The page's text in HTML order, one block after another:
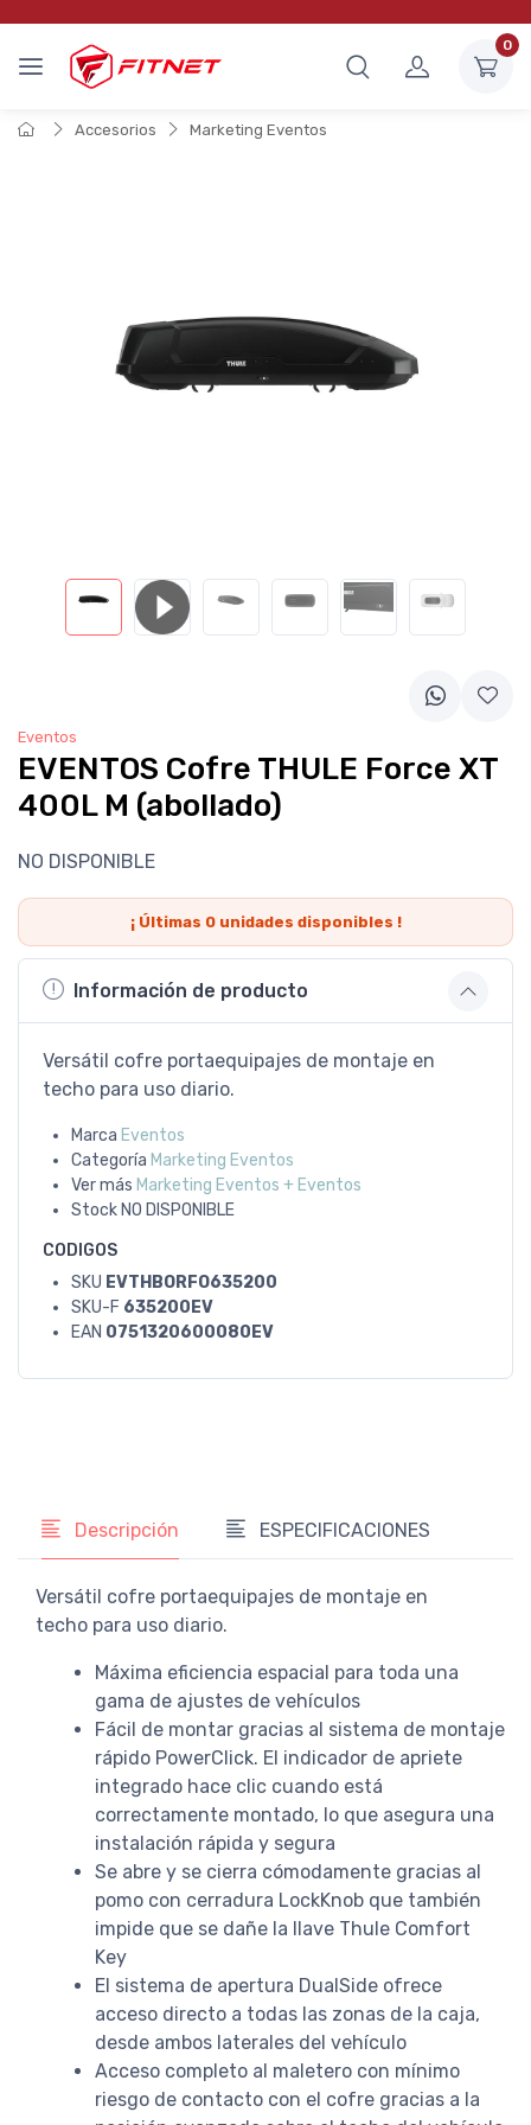
0
Accesorios Marketing Eventos
Eventos
EVENTOS Cofre THULE Force XT
400L M (abollado)
NO DISPONIBLE
¡ Últimas 0unidades disponibles !
Información de producto
Versátil cofre portaequipajes de montaje en
techo para uso diario.
Marca Eventos
Categoría Marketing Eventos
Ver más Marketing Eventos + Eventos
Stock NO DISPONIBLE
CODIGOS
SKU EVTHBORFO635200
SKU-F 635200EV
EAN 0751320600080EV
Descripción ESPECIFICACIONES
Versátil cofre portaequipajes de montaje en
techo para uso diario.
Máxima eficiencia espacial para toda una
gama de ajustes de vehículos
Fácil de montar gracias al sistema de montaje
rápido PowerClick. El indicador de apriete
integrado hace clic cuando está
correctamente montado, lo que asegura una
instalación rápida y segura
Se abre y se cierra cómodamente gracias al
pomo con cerradura LockKnob que también
impide que se dañe la llave Thule Comfort
Key
El sistema de apertura DualSide ofrece
acceso directo a todas las zonas de la caja,
desde ambos laterales del vehículo
Acceso completo al maletero con mínimo
riesgo de contacto con el cofre gracias a la